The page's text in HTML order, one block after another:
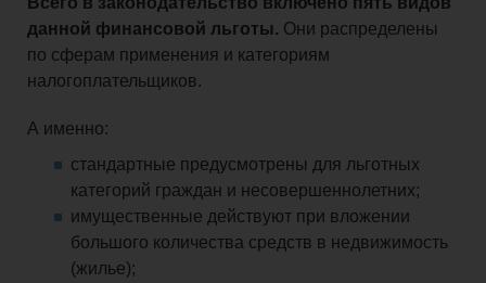
данной финансовой льготы. Они распределены
по сферам применения и категориям
налогоплательщиков.
А именно:
стандартные предусмотрены для льготных
категорий граждан и несовершеннолетних;
имущественные действуют при вложении
большого количества средств в недвижимость
(жилье);